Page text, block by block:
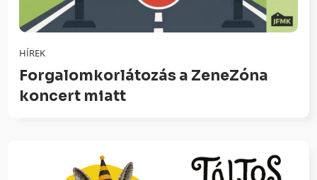
HÍREK
Forgalomkorlátozás a ZeneZóna
koncert miatt